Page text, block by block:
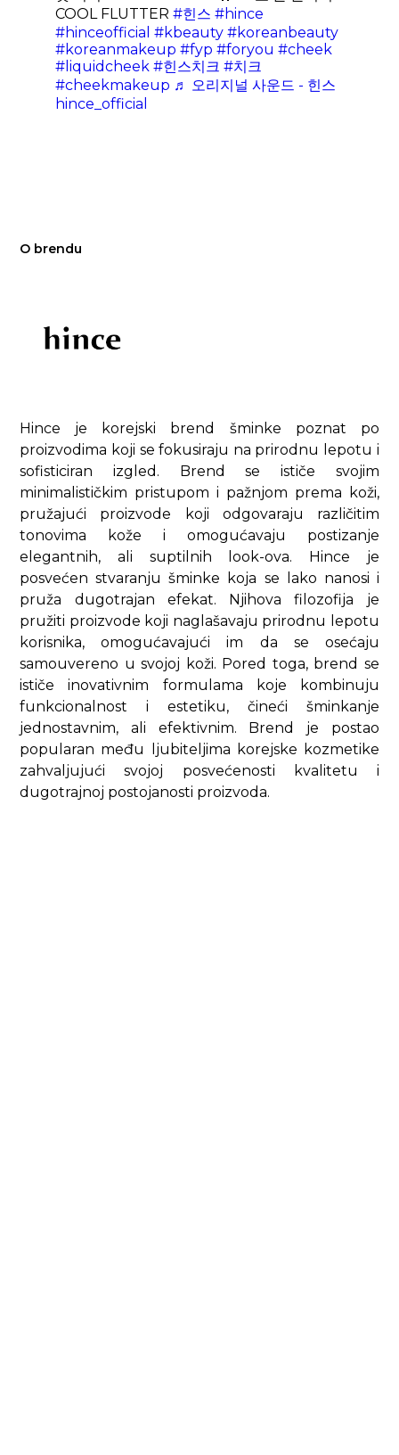
COOL FLUTTER#힌스 #hince
#hinceofficial #kbeauty #koreanbeauty
#koreanmakeup #fyp #foryou #cheek
#liquidcheek #힌스치크 #치크
#cheekmakeup ♬ 오리지널 사운드 - 힌스
hince_official
O brendu
Hince je korejski brend šminke poznat po
proizvodima koji se fokusiraju na prirodnu lepotu i
sofisticiran izgled. Brend se ističe svojim
minimalističkim pristupom i pažnjom prema koži,
pružajući proizvode koji odgovaraju različitim
tonovima kože i omogućavaju postizanje
elegantnih, ali suptilnih look-ova. Hince je
posvećen stvaranju šminke koja se lako nanosi i
pruža dugotrajan efekat. Njihova filozofija je
pružiti proizvode koji naglašavaju prirodnu lepotu
korisnika, omogućavajući im da se osećaju
samouvereno u svojoj koži. Pored toga, brend se
ističe inovativnim formulama koje kombinuju
funkcionalnost i estetiku, čineći šminkanje
jednostavnim, ali efektivnim. Brend je postao
popularan među ljubiteljima korejske kozmetike
zahvaljujući svojoj posvećenosti kvalitetu i
dugotrajnoj postojanosti proizvoda.